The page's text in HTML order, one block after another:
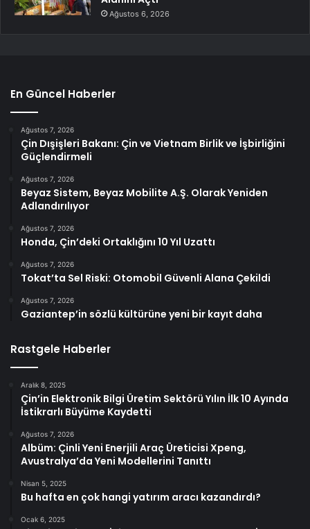
Ağustos 6, 2026
En Güncel Haberler
Ağustos 7, 2026
Çin Dışişleri Bakanı: Çin ve Vietnam Birlik ve İşbirliğini
Güçlendirmeli
Ağustos 7, 2026
Beyaz Sistem, Beyaz Mobilite A.Ş. Olarak Yeniden
Adlandırılıyor
Ağustos 7, 2026
Honda, Çin’deki Ortaklığını 10 Yıl Uzattı
Ağustos 7, 2026
Tokat’ta Sel Riski: Otomobil Güvenli Alana Çekildi
Ağustos 7, 2026
Gaziantep’in sözlü kültürüne yeni bir kayıt daha
Rastgele Haberler
Aralık 8, 2025
Çin’in Elektronik Bilgi Üretim Sektörü Yılın İlk 10 Ayında
İstikrarlı Büyüme Kaydetti
Ağustos 7, 2026
Albüm: Çinli Yeni Enerjili Araç Üreticisi Xpeng,
Avustralya’da Yeni Modellerini Tanıttı
Nisan 5, 2025
Bu hafta en çok hangi yatırım aracı kazandırdı?
Ocak 6, 2025